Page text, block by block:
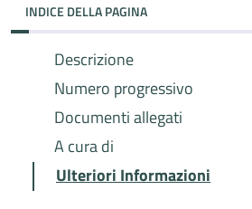
INDICE DELLA PAGINA
Descrizione
Numero progressivo
Documenti allegati
A cura di
Ulteriori Informazioni